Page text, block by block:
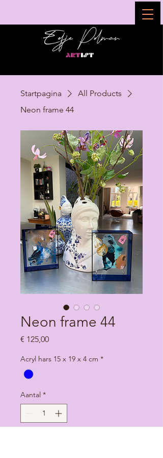
Startpagina
All Products
Neon frame 44
Neon frame 44
€ 125,00Prijs
Acryl hars 15 x 19 x 4 cm *
Aantal *